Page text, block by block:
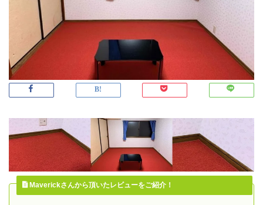
Maverickさんから頂いたレビューをご紹介！